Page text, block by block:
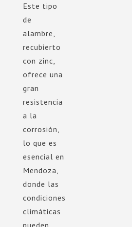
Este tipo
de
alambre,
recubierto
con zinc,
ofrece una
gran
resistencia
a la
corrosión,
lo que es
esencial en
Mendoza,
donde las
condiciones
climáticas
pueden